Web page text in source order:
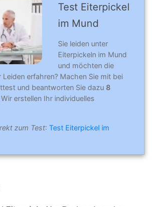
Test Eiterpickel
im Mund
Sie leiden unter
Eiterpickeln im Mund
und möchten die
erfahren? Machen Sie mit bei
und beantworten Sie dazu 8
Wir erstellen Ihr individuelles
zum Test: Test Eiterpickel im